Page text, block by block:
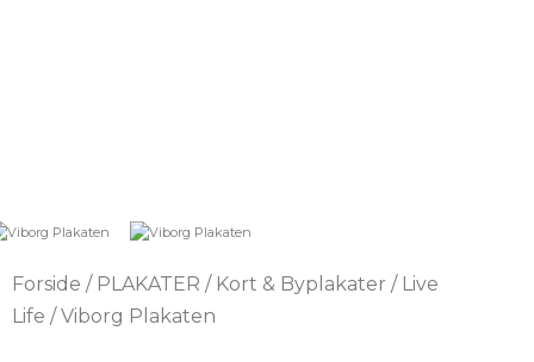
Forside / PLAKATER / Kort & Byplakater / Live
Life / Viborg Plakaten